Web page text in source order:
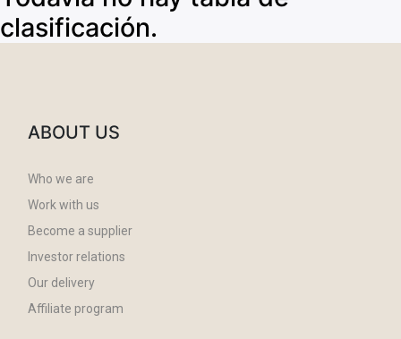
clasificación.
ABOUT US
Who we are
Work with us
Become a supplier
Investor relations
Our delivery
Affiliate program